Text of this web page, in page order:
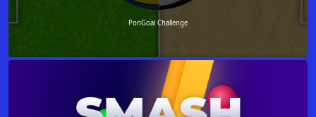
PonGoal Challenge